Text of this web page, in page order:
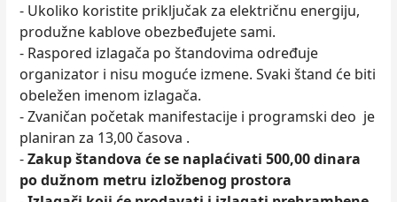
- Ukoliko koristite priključak za električnu energiju,
produžne kablove obezbeđujete sami.
- Raspored izlagača po štandovima određuje
organizator i nisu moguće izmene. Svaki štand će biti
obeležen imenom izlagača.
- Zvaničan početak manifestacije i programski deo je
planiran za 13,00 časova .
-Zakup štandova će se naplaćivati 500,00 dinara
po dužnom metru izložbenog prostora